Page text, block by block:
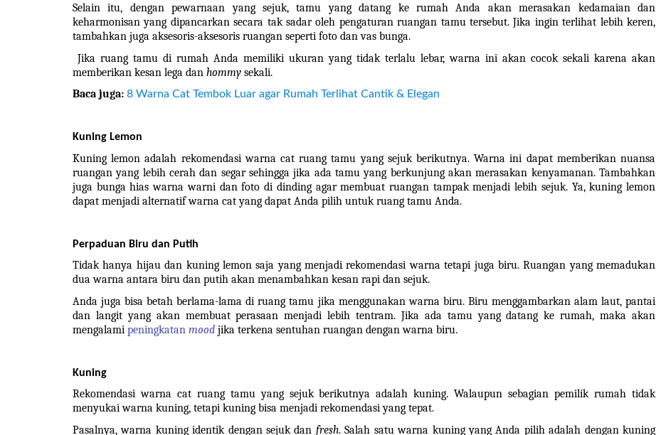
Selain itu, dengan pewarnaan yang sejuk, tamu yang datang ke rumah Anda akan merasakan kedamaian dan
keharmonisan yang dipancarkan secara tak sadar oleh pengaturan ruangan tamu tersebut. Jika ingin terlihat lebih keren,
tambahkan juga aksesoris-aksesoris ruangan seperti foto dan vas bunga.
Jika ruang tamu di rumah Anda memiliki ukuran yang tidak terlalu lebar, warna ini akan cocok sekali karena akan
memberikan kesan lega dan hommy sekali.
Baca juga: 8 Warna Cat Tembok Luar agar Rumah Terlihat Cantik & Elegan
Kuning Lemon
Kuning lemon adalah rekomendasi warna cat ruang tamu yang sejuk berikutnya. Warna ini dapat memberikan nuansa
ruangan yang lebih cerah dan segar sehingga jika ada tamu yang berkunjung akan merasakan kenyamanan. Tambahkan
juga bunga hias warna warni dan foto di dinding agar membuat ruangan tampak menjadi lebih sejuk. Ya, kuning lemon
dapat menjadi alternatif warna cat yang dapat Anda pilih untuk ruang tamu Anda.
Perpaduan Biru dan Putih
Tidak hanya hijau dan kuning lemon saja yang menjadi rekomendasi warna tetapi juga biru. Ruangan yang memadukan
dua warna antara biru dan putih akan menambahkan kesan rapi dan sejuk.
Anda juga bisa betah berlama-lama di ruang tamu jika menggunakan warna biru. Biru menggambarkan alam laut, pantai
dan langit yang akan membuat perasaan menjadi lebih tentram. Jika ada tamu yang datang ke rumah, maka akan
mengalami peningkatan mood jika terkena sentuhan ruangan dengan warna biru.
Kuning
Rekomendasi warna cat ruang tamu yang sejuk berikutnya adalah kuning. Walaupun sebagian pemilik rumah tidak
menyukai warna kuning, tetapi kuning bisa menjadi rekomendasi yang tepat.
Pasalnya, warna kuning identik dengan sejuk dan fresh. Salah satu warna kuning yang Anda pilih adalah dengan kuning